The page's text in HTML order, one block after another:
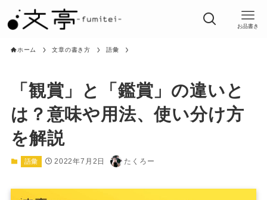
お品書き
ホーム 文章の書き方 語彙
「観賞」と「鑑賞」の違いと
は？意味や用法、使い分け方
を解説
語彙 2022年7月2日 たくろー